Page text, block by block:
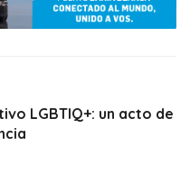
LGBTIQ+: un acto de